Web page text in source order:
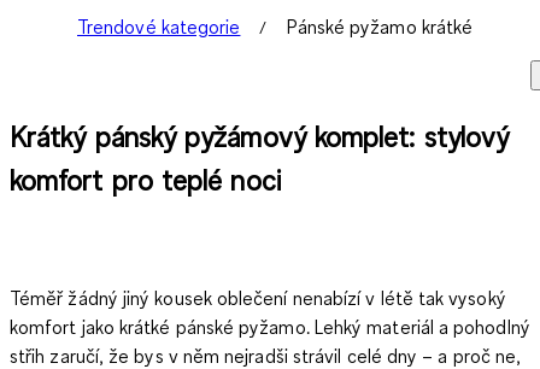
Trendové kategorie Pánské pyžamo krátké
Krátký pánský pyžámový komplet: stylový
komfort pro teplé noci
Téměř žádný jiný kousek oblečení nenabízí v létě tak vysoký
komfort jako krátké pánské pyžamo. Lehký materiál a pohodlný
střih zaručí, že bys v něm nejradši strávil celé dny – a proč ne,